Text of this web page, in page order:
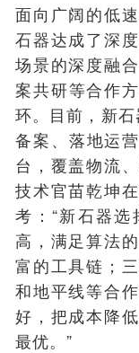
面向广阔的低
石器达成了深
场景的深度融
案共研等合作
环。目前，新
备案、落地运
台，覆盖物流
技术官苗乾坤
考：“新石器
高，满足算法
富的工具链；
和地平线等合
好，把成本降
最优。”